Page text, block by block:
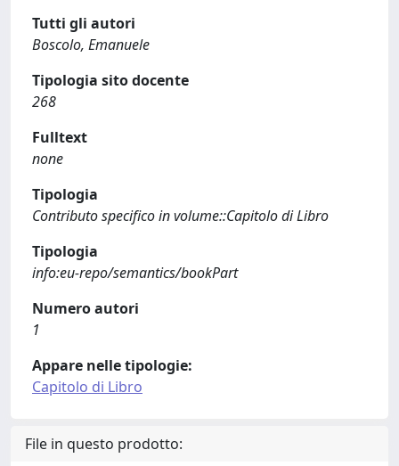
Tutti gli autori
Boscolo, Emanuele
Tipologia sito docente
268
Fulltext
none
Tipologia
Contributo specifico in volume::Capitolo di Libro
Tipologia
info:eu-repo/semantics/bookPart
Numero autori
1
Appare nelle tipologie:
Capitolo di Libro
File in questo prodotto: